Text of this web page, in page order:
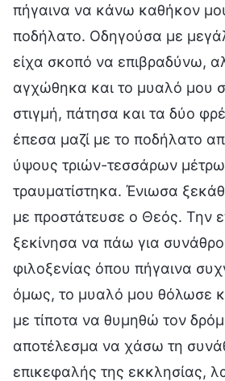
πήγαινα να κάνω καθήκον
ποδήλατο. Οδηγούσα με
είχα σκοπό να επιβραδύνω,
αγχώθηκα και το μυαλό μου
στιγμή, πάτησα και τα δύο
έπεσα μαζί με το ποδήλατο
ύψους τριών-τεσσάρων
τραυματίστηκα. Ένιωσα
με προστάτευσε ο Θεός. Την
ξεκίνησα να πάω για
φιλοξενίας όπου πήγαινα
όμως, το μυαλό μου θόλωσε
με τίποτα να θυμηθώ τον
αποτέλεσμα να χάσω τη
επικεφαλής της εκκλησίας,